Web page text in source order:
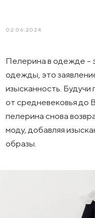
02.06.2024
Пелерина в одежде -
одежды, это
изысканность. Будучи
от средневековья до
пелерина снова
моду, добавляя
образы.